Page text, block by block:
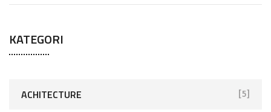
KATEGORI
ACHITECTURE [5]